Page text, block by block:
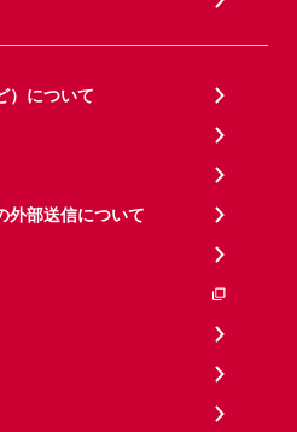
）について
外部送信について